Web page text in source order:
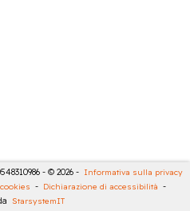
- © 2026 - Informativa sulla privacy
- Dichiarazione di accessibilità -
StarsystemIT